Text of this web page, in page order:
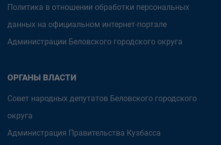
Политика в отношении обработки персональных
данных на официальном интернет-портале
Администрации Беловского городского округа
ОРГАНЫ ВЛАСТИ
Совет народных депутатов Беловского городского
округа
Администрация Правительства Кузбасса